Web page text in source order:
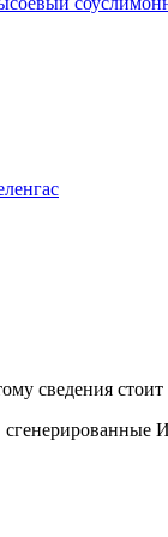
сведения стоит